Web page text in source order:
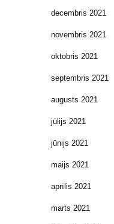
decembris 2021
novembris 2021
oktobris 2021
septembris 2021
augusts 2021
jūlijs 2021
jūnijs 2021
maijs 2021
aprīlis 2021
marts 2021